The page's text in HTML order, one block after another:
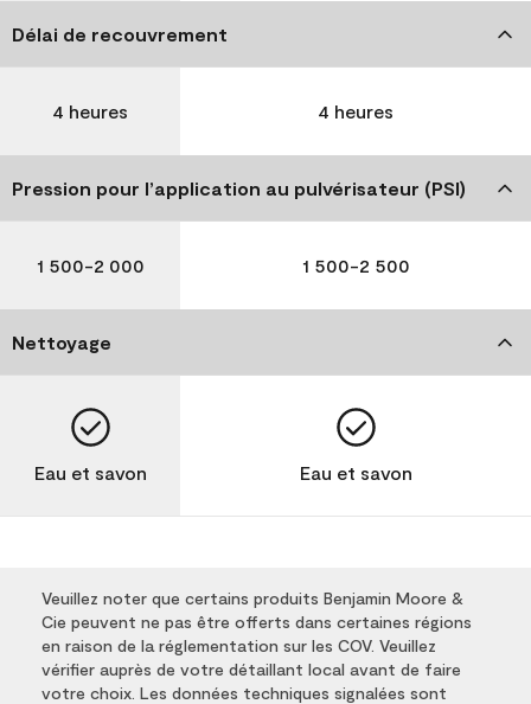
Délai de recouvrement
4 heures 4 heures
Pression pour l’application au pulvérisateur (PSI)
1 500-2 000 1 500-2 500
Nettoyage
Eau et savon Eau et savon
Veuillez noter que certains produits Benjamin Moore &
Cie peuvent ne pas être offerts dans certaines régions
en raison de la réglementation sur les COV. Veuillez
vérifier auprès de votre détaillant local avant de faire
votre choix. Les données techniques signalées sont